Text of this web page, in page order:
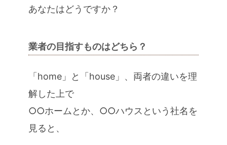
あなたはどうですか？
業者の目指すものはどちら？
「home」と「house」、両者の違いを理
解した上で
○○ホームとか、○○ハウスという社名を
見ると、